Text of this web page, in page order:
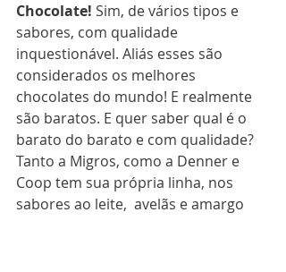
Chocolate! Sim, de vários tipos e
sabores, com qualidade
inquestionável. Aliás esses são
considerados os melhores
chocolates do mundo! E realmente
são baratos. E quer saber qual é o
barato do barato e com qualidade?
Tanto a Migros, como a Denner e
Coop tem sua própria linha, nos
sabores ao leite,  avelãs e amargo